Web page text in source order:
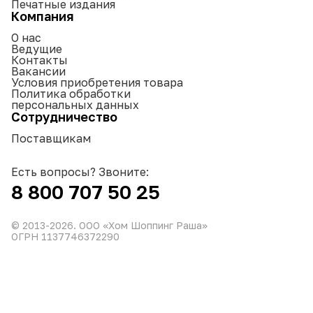
Печатные издания
Компания
О нас
Ведущие
Контакты
Вакансии
Условия приобретения товара
Политика обработки
персональных данных
Сотрудничество
Поставщикам
Есть вопросы? Звоните:
8 800 707 50 25
© 2013-2026. ООО «Хом Шоппинг Раша»
ОГРН 1137746372290